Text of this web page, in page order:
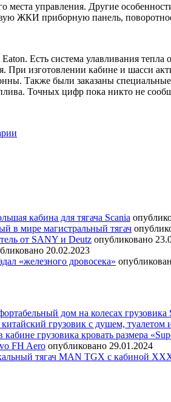
места управления. Другие
ЖКИ приборную панель,
Есть система улавливания
При изготовлении кабине и шасси
Также были заказаны
Точных цифр пока никто не
кабина для тягача Scania
в мире магистральный тягач
от SANY и Deutz опубликовано
20.02.2023
«железного дровосека»
дом на колесах грузовика
грузовик с душем, туалетом
грузовика кровать размера
FH Aero опубликовано 29.01.2024
тягач MAN TGX с кабиной